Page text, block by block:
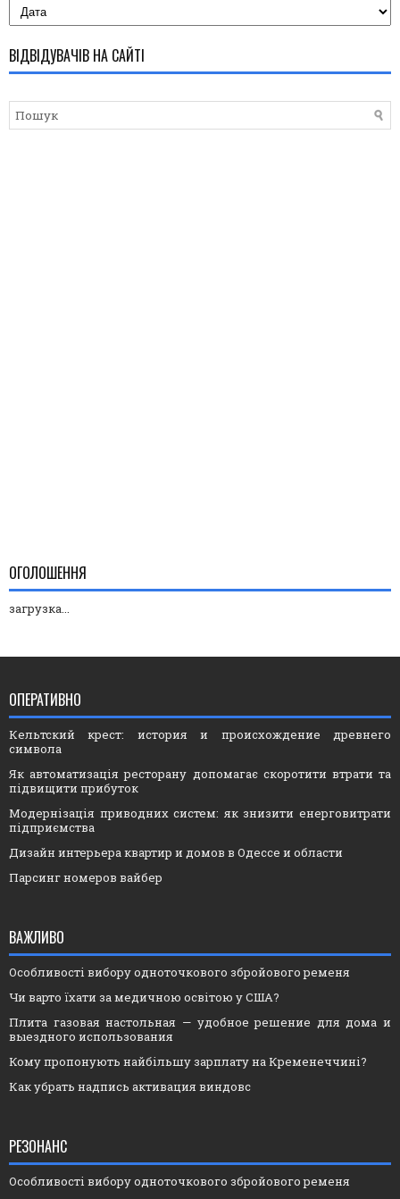
ВІДВІДУВАЧІВ НА САЙТІ
ОГОЛОШЕННЯ
загрузка...
ОПЕРАТИВНО
Кельтский крест: история и происхождение древнего
символа
Як автоматизація ресторану допомагає скоротити втрати та
підвищити прибуток
Модернізація приводних систем: як знизити енерговитрати
підприємства
Дизайн интерьера квартир и домов в Одессе и области
Парсинг номеров вайбер
ВАЖЛИВО
Особливості вибору одноточкового збройового ременя
Чи варто їхати за медичною освітою у США?
Плита газовая настольная — удобное решение для дома и
выездного использования
Кому пропонують найбільшу зарплату на Кременеччині?
Как убрать надпись активация виндовс
РЕЗОНАНС
Особливості вибору одноточкового збройового ременя